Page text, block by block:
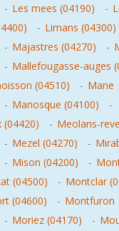
- Les mees (04190) -
- Limans (04300)
- Majastres (04270) -
- Mallefougasse-auges
(04510) - Mane
- Manosque (04100)
-
(04420)
- Meolans-
- Mezel (04270) -
- Mison (04200) -
(04500)
- Montclar
(04600) - Montfuron
- Moriez (04170) -